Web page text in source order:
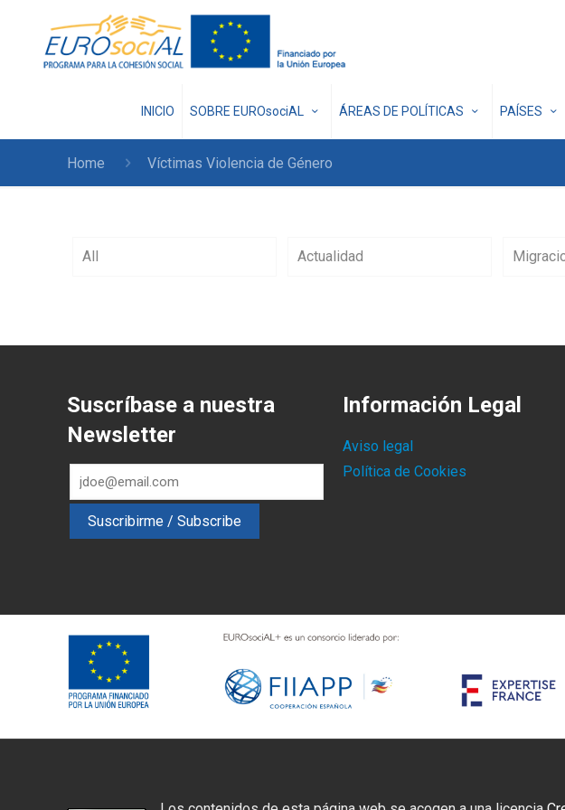
INICIO SOBRE EUROsociAL ÁREAS DE POLÍTICAS PAÍSES
Home Víctimas Violencia de Género
All Actualidad
Suscríbase a nuestra
Newsletter
Información Legal
Aviso legal
Política de Cookies